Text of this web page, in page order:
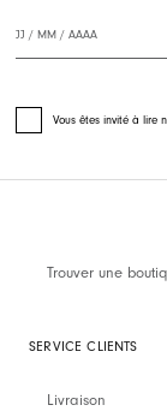
Vous êtes invité à lire
Trouver une
SERVICE CLIENTS
Livraison